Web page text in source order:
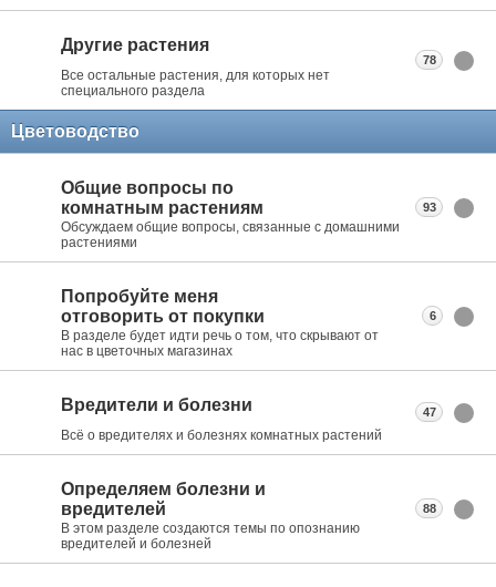
Другие растения
Все остальные растения, для которых нет
специального раздела
78
Цветоводство
Общие вопросы по
комнатным растениям
Обсуждаем общие вопросы, связанные с домашними
растениями
93
Попробуйте меня
отговорить от покупки
В разделе будет идти речь о том, что скрывают от
нас в цветочных магазинах
6
Вредители и болезни
Всё о вредителях и болезнях комнатных растений
47
Определяем болезни и
вредителей
В этом разделе создаются темы по опознанию
вредителей и болезней
88